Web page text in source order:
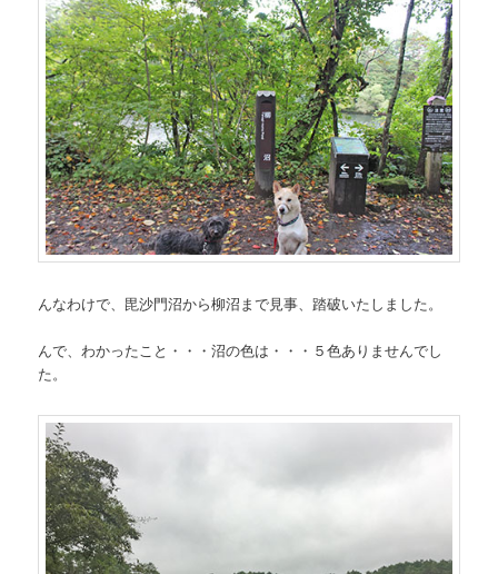
んなわけで、毘沙門沼から柳沼まで見事、踏破いたしました。
んで、わかったこと・・・沼の色は・・・５色ありませんでし
た。